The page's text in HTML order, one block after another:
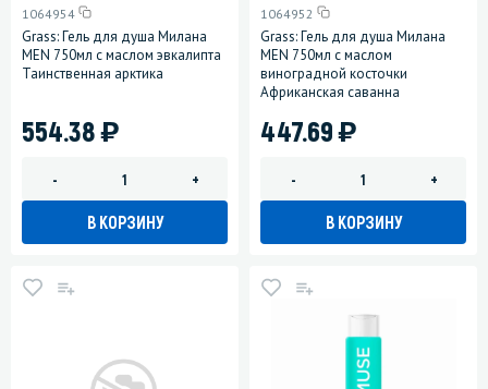
1064954
Grass: Гель для душа Милана
MEN 750мл с маслом эвкалипта
Таинственная арктика
554.38)
- +
В КОРЗИНУ
1064952
Grass: Гель для душа Милана
MEN 750мл с маслом
виноградной косточки
Африканская саванна
447.69)
- +
В КОРЗИНУ